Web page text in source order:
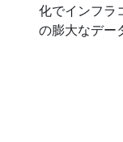
化でインフラ
の膨大なデー